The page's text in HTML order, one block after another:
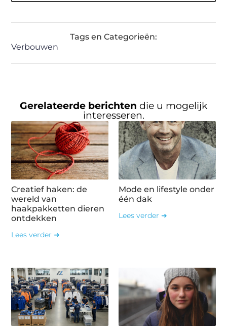
Tags en Categorieën:
Verbouwen
Gerelateerde berichten die u mogelijk
interesseren.
Creatief haken: de
wereld van
haakpakketten dieren
ontdekken
Lees verder ➜
Mode en lifestyle onder
één dak
Lees verder ➜